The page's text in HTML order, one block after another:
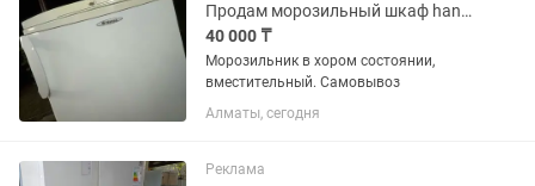
Продам морозильный шкаф hansa
40 000 ₸
Морозильник в хором состоянии,
вместительный. Самовывоз
Алматы, сегодня
Реклама